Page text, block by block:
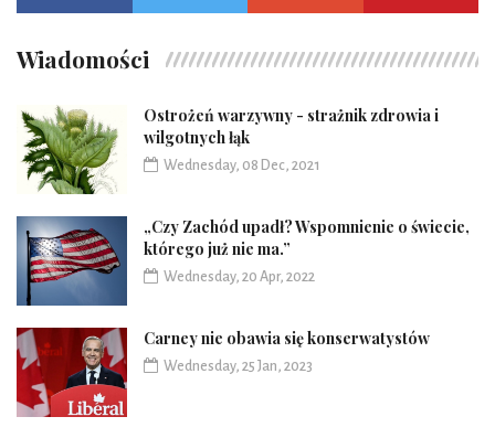
Wiadomości
Ostrożeń warzywny - strażnik zdrowia i
wilgotnych łąk
Wednesday, 08 Dec, 2021
„Czy Zachód upadł? Wspomnienie o świecie,
którego już nie ma.”
Wednesday, 20 Apr, 2022
Carney nie obawia się konserwatystów
Wednesday, 25 Jan, 2023